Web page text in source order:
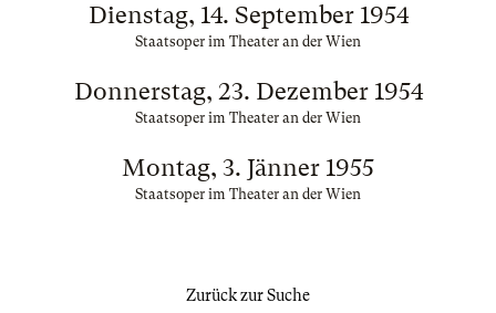
Dienstag, 14. September 1954
Staatsoper im Theater an der Wien
Donnerstag, 23. Dezember 1954
Staatsoper im Theater an der Wien
Montag, 3. Jänner 1955
Staatsoper im Theater an der Wien
Zurück zur Suche